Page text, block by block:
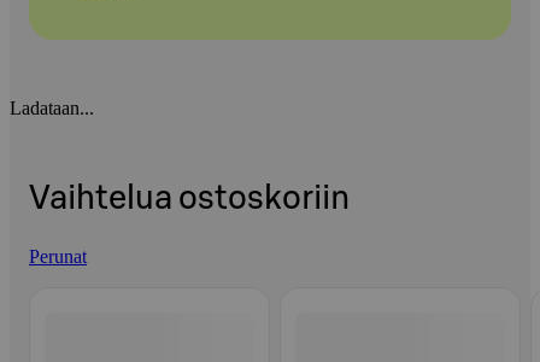
Ladataan...
Vaihtelua ostoskoriin
Perunat